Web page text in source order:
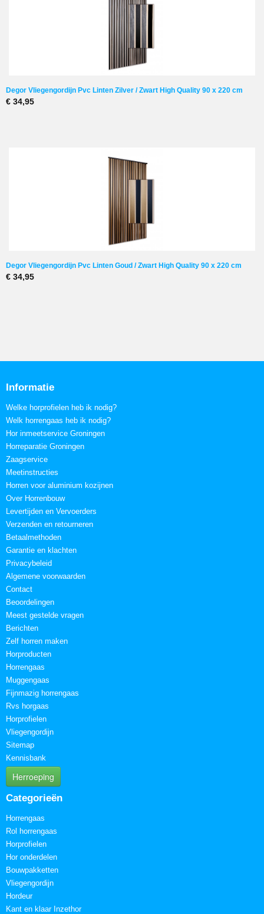
Degor Vliegengordijn Pvc Linten Zilver / Zwart High Quality 90 x 220 cm
€ 34,95
Degor Vliegengordijn Pvc Linten Goud / Zwart High Quality 90 x 220 cm
€ 34,95
Informatie
Welke horprofielen heb ik nodig?
Welk horrengaas heb ik nodig?
Hor inmeetservice Groningen
Horreparatie Groningen
Zaagservice
Meetinstructies
Horren voor aluminium kozijnen
Over Horrenbouw
Levertijden en Vervoerders
Verzenden en retourneren
Betaalmethoden
Garantie en klachten
Privacybeleid
Algemene voorwaarden
Contact
Beoordelingen
Meest gestelde vragen
Berichten
Zelf horren maken
Horproducten
Horrengaas
Muggengaas
Fijnmazig horrengaas
Rvs horgaas
Horprofielen
Vliegengordijn
Sitemap
Kennisbank
Herroeping
Categorieën
Horrengaas
Rol horrengaas
Horprofielen
Hor onderdelen
Bouwpakketten
Vliegengordijn
Hordeur
Kant en klaar Inzethor